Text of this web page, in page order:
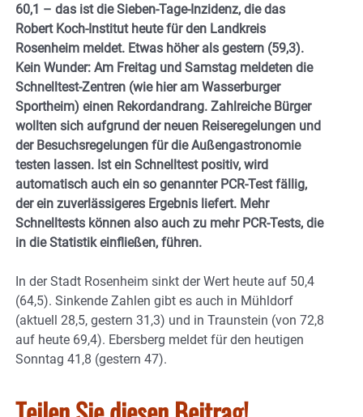
60,1 – das ist die Sieben-Tage-Inzidenz, die das
Robert Koch-Institut heute für den Landkreis
Rosenheim meldet. Etwas höher als gestern (59,3).
Kein Wunder: Am Freitag und Samstag meldeten die
Schnelltest-Zentren (wie hier am Wasserburger
Sportheim) einen Rekordandrang. Zahlreiche Bürger
wollten sich aufgrund der neuen Reiseregelungen und
der Besuchsregelungen für die Außengastronomie
testen lassen. Ist ein Schnelltest positiv, wird
automatisch auch ein so genannter PCR-Test fällig,
der ein zuverlässigeres Ergebnis liefert. Mehr
Schnelltests können also auch zu mehr PCR-Tests, die
in die Statistik einfließen, führen.
In der Stadt Rosenheim sinkt der Wert heute auf 50,4
(64,5). Sinkende Zahlen gibt es auch in Mühldorf
(aktuell 28,5, gestern 31,3) und in Traunstein (von 72,8
auf heute 69,4). Ebersberg meldet für den heutigen
Sonntag 41,8 (gestern 47).